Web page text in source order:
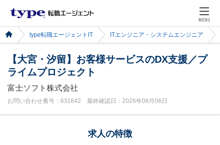
MENU
type転職エージェントIT ITエンジニア・システムエンジニア
【大宮・汐留】お客様サービスのDX支援／プ
ライムプロジェクト
富士ソフト株式会社
お問い合わせ番号：631642 最終確認日：2026年08月06日
求人の特徴